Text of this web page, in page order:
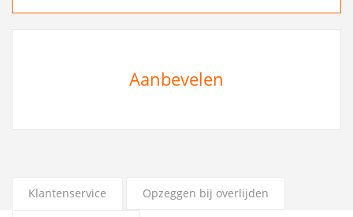
Aanbevelen
Klantenservice Opzeggen bij overlijden